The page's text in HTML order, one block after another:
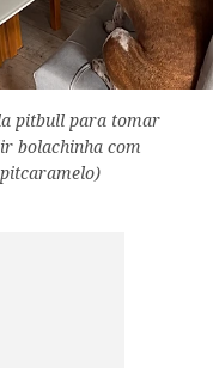
pitbull para tomar
bolachinha com